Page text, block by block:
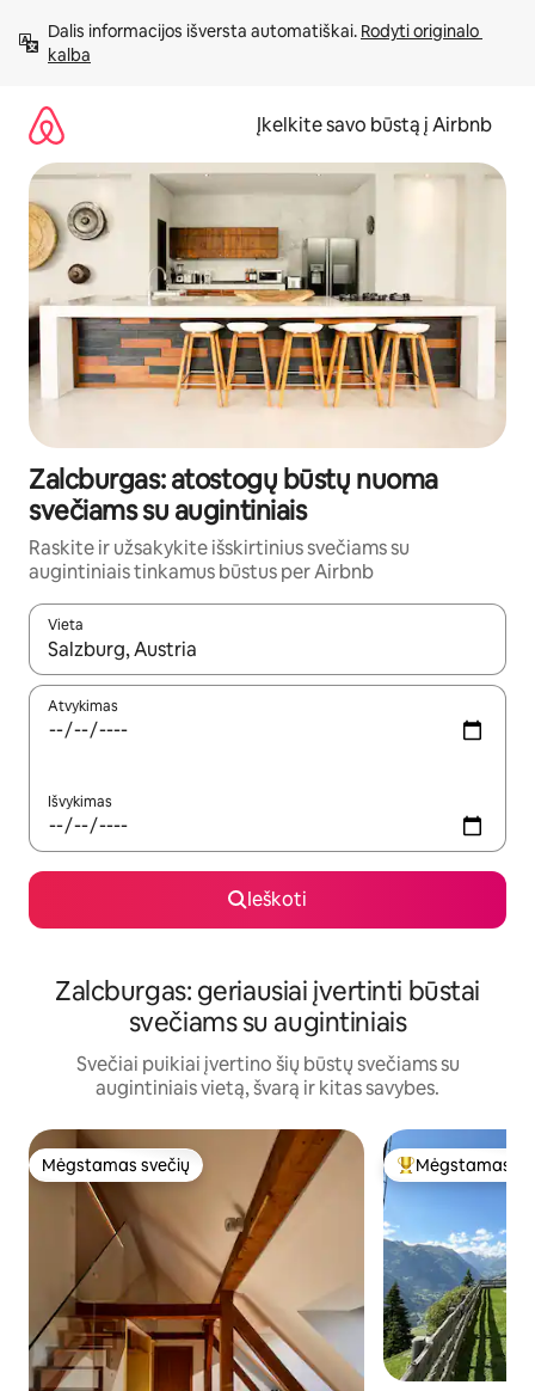
prie
turinio
Dalis informacijos išversta automatiškai. Rodyti originalo
kalba
Įkelkite savo būstą į Airbnb
Zalcburgas: atostogų būstų nuoma
svečiams su augintiniais
Raskite ir užsakykite išskirtinius svečiams su
augintiniais tinkamus būstus per Airbnb
Vieta
Kai pasirodys paieškos rezultatai, juos naršyti galite
Atvykimas
Išvykimas
Ieškoti
Zalcburgas: geriausiai įvertinti būstai
svečiams su augintiniais
Svečiai puikiai įvertino šių būstų svečiams su
augintiniais vietą, švarą ir kitas savybes.
Mėgstamas svečių
Mėgstamas svečių Svečių
Mėgstamas